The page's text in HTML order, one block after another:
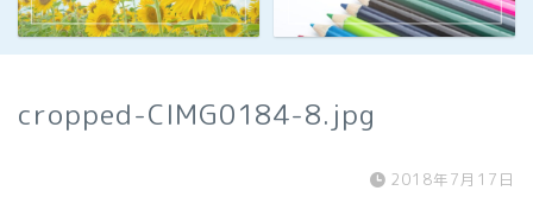
cropped-CIMG0184-8.jpg
2018年7月17日